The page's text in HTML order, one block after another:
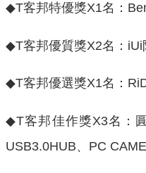
◆T客邦特優獎X1名：
◆T客邦優質獎X2名：iUi
◆T客邦優選獎X1名：
◆T客邦佳作獎X3名：
USB3.0HUB、PC